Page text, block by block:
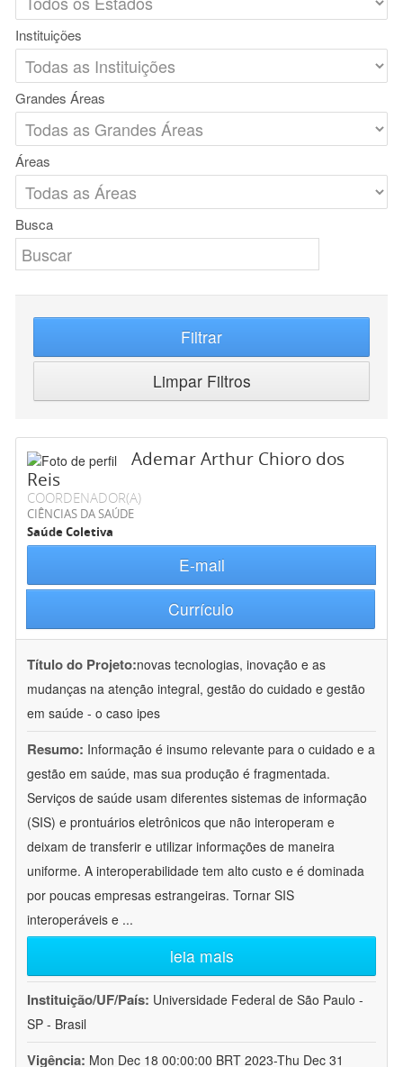
Instituições
Grandes Áreas
Áreas
Busca
Filtrar
Limpar Filtros
Ademar Arthur Chioro dos
Reis
COORDENADOR(A)
CIÊNCIAS DA SAÚDE
Saúde Coletiva
E-mail
Currículo
Título do Projeto:novas tecnologias, inovação e as
mudanças na atenção integral, gestão do cuidado e gestão
em saúde - o caso ipes
Resumo: Informação é insumo relevante para o cuidado e a
gestão em saúde, mas sua produção é fragmentada.
Serviços de saúde usam diferentes sistemas de informação
(SIS) e prontuários eletrônicos que não interoperam e
deixam de transferir e utilizar informações de maneira
uniforme. A interoperabilidade tem alto custo e é dominada
por poucas empresas estrangeiras. Tornar SIS
interoperáveis e ...
leia mais
Instituição/UF/País: Universidade Federal de São Paulo -
SP - Brasil
Vigência: Mon Dec 18 00:00:00 BRT 2023-Thu Dec 31